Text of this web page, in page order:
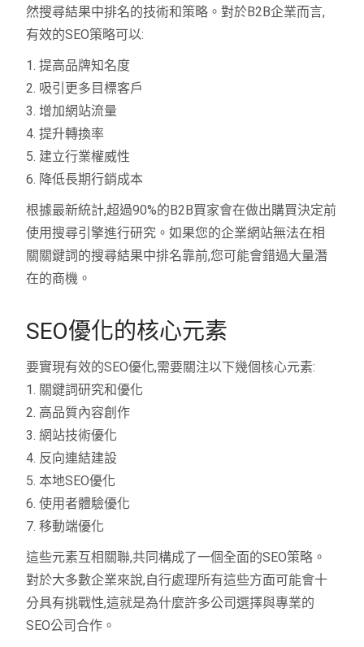
然搜尋結果中排名的技術和策略。對於B2B企業而言,
有效的SEO策略可以:
1. 提高品牌知名度
2. 吸引更多目標客戶
3. 增加網站流量
4. 提升轉換率
5. 建立行業權威性
6. 降低長期行銷成本
根據最新統計,超過90%的B2B買家會在做出購買決定前
使用搜尋引擎進行研究。如果您的企業網站無法在相
關關鍵詞的搜尋結果中排名靠前,您可能會錯過大量潛
在的商機。
SEO優化的核心元素
要實現有效的SEO優化,需要關注以下幾個核心元素:
1. 關鍵詞研究和優化
2. 高品質內容創作
3. 網站技術優化
4. 反向連結建設
5. 本地SEO優化
6. 使用者體驗優化
7. 移動端優化
這些元素互相關聯,共同構成了一個全面的SEO策略。
對於大多數企業來說,自行處理所有這些方面可能會十
分具有挑戰性,這就是為什麼許多公司選擇與專業的
SEO公司合作。